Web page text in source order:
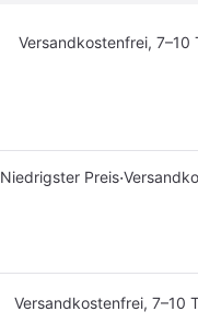
Versandkostenfrei, 7–10
Niedrigster Preis·
Versandkostenfrei, 7–10